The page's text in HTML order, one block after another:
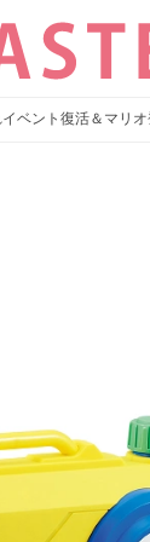
ベント復活＆マリ